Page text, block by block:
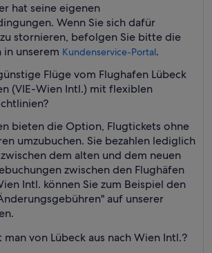
hat seine eigenen
Wenn Sie sich dafür
stornieren, befolgen Sie bitte die
unserem Kundenservice-Portal.
Flüge vom Flughafen Lübeck
(VIE-Wien Intl.) mit flexiblen
bieten die Option, Flugtickets ohne
umzubuchen. Sie bezahlen lediglich
dem alten und dem neuen
zwischen den Flughäfen
Intl. können Sie zum Beispiel den
auf unserer
von Lübeck aus nach Wien Intl.?